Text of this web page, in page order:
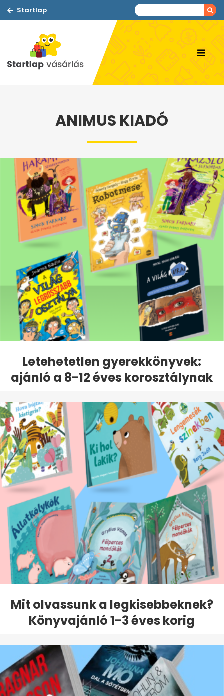
Startlap
ANIMUS KIADÓ
Letehetetlen gyerekkönyvek:
ajánló a 8-12 éves korosztálynak
Mit olvassunk a legkisebbeknek?
Könyvajánló 1-3 éves korig